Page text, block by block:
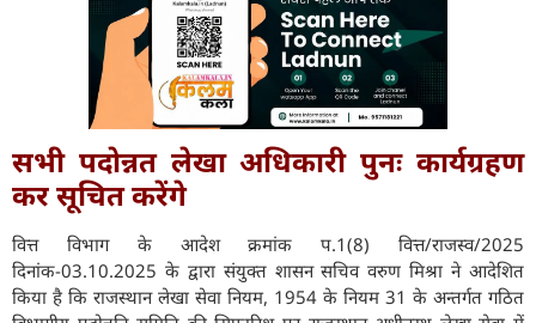
सभी पदोन्नत लेखा अधिकारी पुनः कार्यग्रहण
कर सूचित करेंगे
वित्त विभाग के आदेश क्रमांक प.1(8) वित्त/राजस्व/2025
दिनांक-03.10.2025 के द्वारा संयुक्त शासन सचिव वरुण मिश्रा ने आदेशित
किया है कि राजस्थान लेखा सेवा नियम, 1954 के नियम 31 के अन्तर्गत गठित